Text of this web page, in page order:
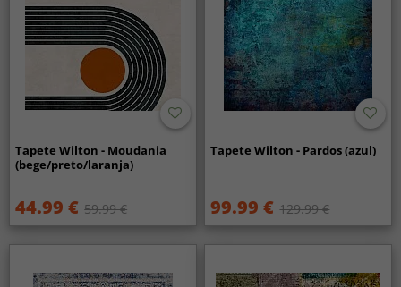
Tapete Wilton - Moudania
(bege/preto/laranja)
44.99 € 59.99 €
Tapete Wilton - Pardos (azul)
99.99 € 129.99 €